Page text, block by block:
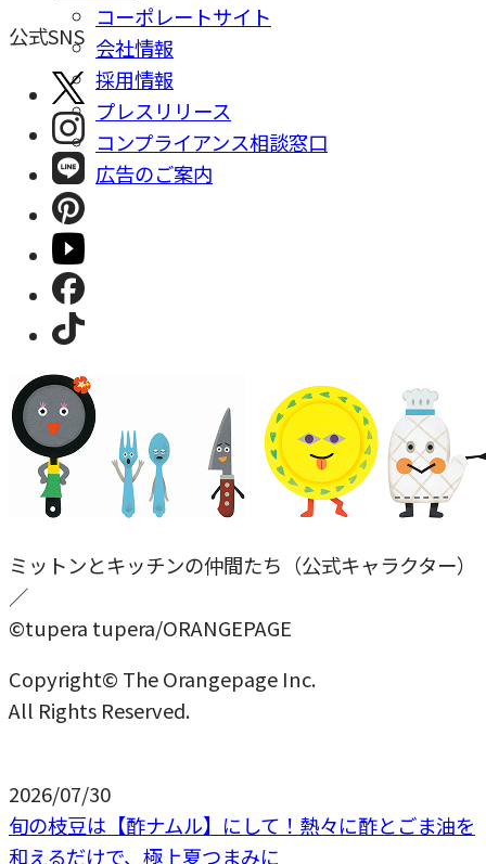
コーポレートサイト
会社情報
採⽤情報
プレスリリース
コンプライアンス相談窓⼝
広告のご案内
公式SNS
ミットンとキッチンの仲間たち（公式キャラクター）
／
©tupera tupera/ORANGEPAGE
Copyright© The Orangepage Inc.
All Rights Reserved.
2026/07/30
旬の枝豆は【酢ナムル】にして！熱々に酢とごま油を
和えるだけで、極上夏つまみに